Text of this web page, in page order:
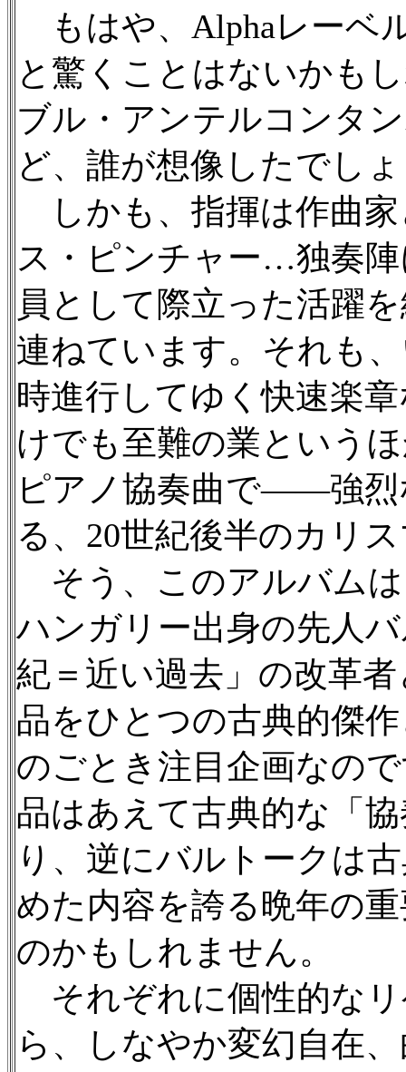
もはや、Alphaレーベ
と驚くことはないかも
ブル・アンテルコンタ
ど、誰が想像したでし
しかも、指揮は作曲
ス・ピンチャー…独奏
員として際立った活躍
連ねています。それも
時進行してゆく快速楽
けでも至難の業という
ピアノ協奏曲で——強烈
る、20世紀後半のカリ
そう、このアルバム
ハンガリー出身の先人
紀＝近い過去」の改革
品をひとつの古典的傑
のごとき注目企画なの
品はあえて古典的な「
り、逆にバルトークは
めた内容を誇る晩年の
のかもしれません。
それぞれに個性的な
ら、しなやか変幻自在